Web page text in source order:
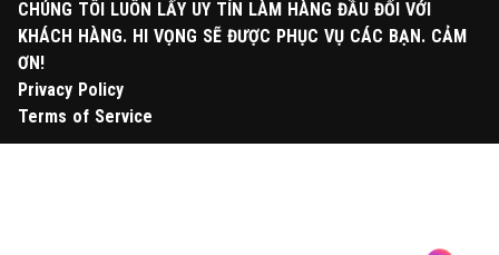
CHÚNG TÔI LUÔN LẤY UY TÍN LÀM HÀNG ĐẦU ĐỐI VỚI
KHÁCH HÀNG. HI VỌNG SẼ ĐƯỢC PHỤC VỤ CÁC BẠN. CẢM
ƠN!
Privacy Policy
Terms of Service